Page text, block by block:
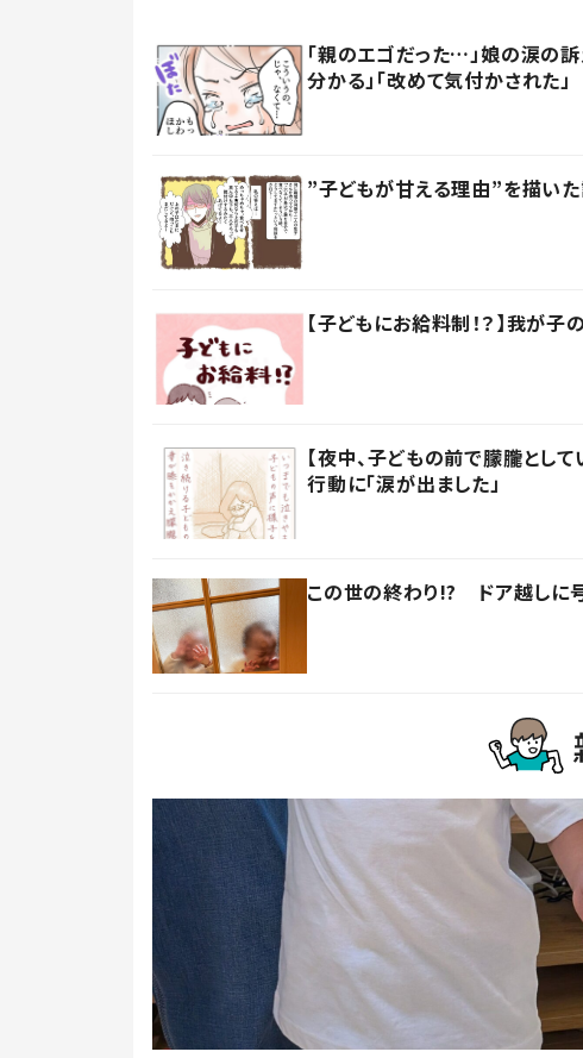
「親のエゴだった…」娘の涙の
分かる」「改めて気付かされた」
”子どもが甘える理由”を描いた
【子どもにお給料制！？】我が子
【夜中、子どもの前で朦朧と
行動に「涙が出ました」
この世の終わり!? ドア越しに